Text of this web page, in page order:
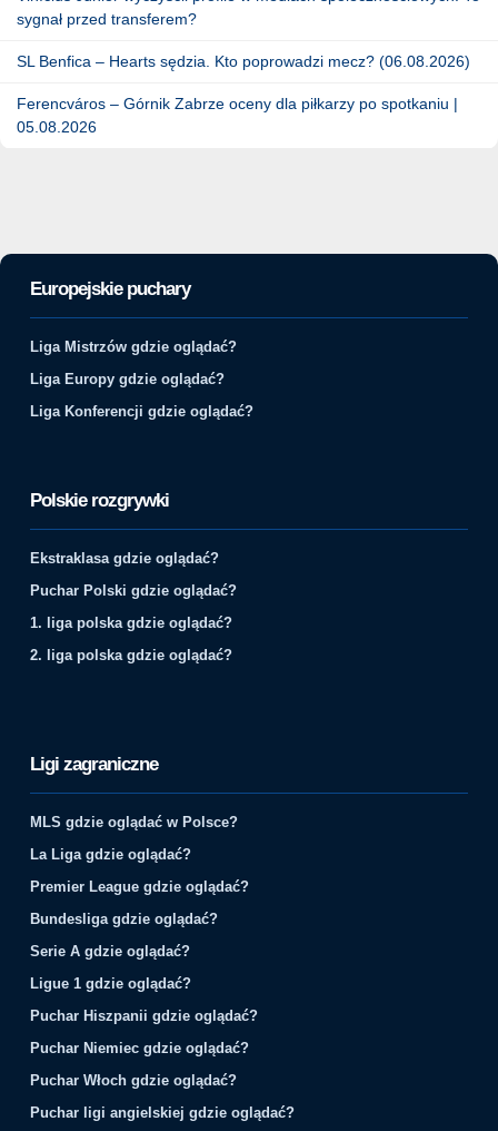
sygnał przed transferem?
SL Benfica – Hearts sędzia. Kto poprowadzi mecz? (06.08.2026)
Ferencváros – Górnik Zabrze oceny dla piłkarzy po spotkaniu |
05.08.2026
Europejskie puchary
Liga Mistrzów gdzie oglądać?
Liga Europy gdzie oglądać?
Liga Konferencji gdzie oglądać?
Polskie rozgrywki
Ekstraklasa gdzie oglądać?
Puchar Polski gdzie oglądać?
1. liga polska gdzie oglądać?
2. liga polska gdzie oglądać?
Ligi zagraniczne
MLS gdzie oglądać w Polsce?
La Liga gdzie oglądać?
Premier League gdzie oglądać?
Bundesliga gdzie oglądać?
Serie A gdzie oglądać?
Ligue 1 gdzie oglądać?
Puchar Hiszpanii gdzie oglądać?
Puchar Niemiec gdzie oglądać?
Puchar Włoch gdzie oglądać?
Puchar ligi angielskiej gdzie oglądać?